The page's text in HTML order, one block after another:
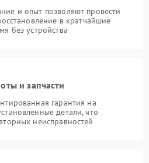
и опыт позволяют провести
в кратчайшие
без устройства
и запчасти
гарантия на
детали, что
неисправностей